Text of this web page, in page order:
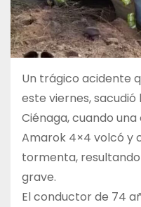
Un trágico acidente
este viernes, sacudió
Ciénaga, cuando
Amarok 4×4 volcó y
tormenta,
grave.
El conductor de 74